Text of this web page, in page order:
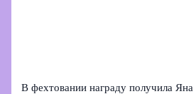
В фехтовании награду получила Яна